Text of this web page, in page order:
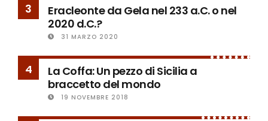
3
Eracleonte da Gela nel 233 a.C. o nel
2020 d.C.?
31 MARZO 2020
4
La Coffa: Un pezzo di Sicilia a
braccetto del mondo
19 NOVEMBRE 2018